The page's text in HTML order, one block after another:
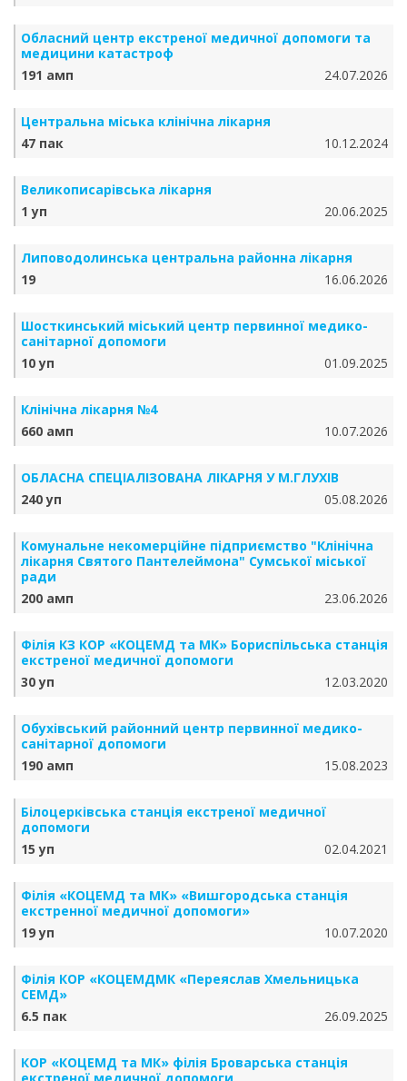
Обласний центр екстреної медичної допомоги та
медицини катастроф
191 амп
24.07.2026
Центральна міська клінічна лікарня
47 пак
10.12.2024
Великописарівська лікарня
1 уп
20.06.2025
Липоводолинська центральна районна лікарня
19
16.06.2026
Шосткинський міський центр первинної медико-
санітарної допомоги
10 уп
01.09.2025
Клінічна лікарня №4
660 амп
10.07.2026
ОБЛАСНА СПЕЦІАЛІЗОВАНА ЛІКАРНЯ У М.ГЛУХІВ
240 уп
05.08.2026
Комунальне некомерційне підприємство "Клінічна
лікарня Святого Пантелеймона" Сумської міської
ради
200 амп
23.06.2026
Філія КЗ КОР «КОЦЕМД та МК» Бориспільська станція
екстреної медичної допомоги
30 уп
12.03.2020
Обухівський районний центр первинної медико-
санітарної допомоги
190 амп
15.08.2023
Білоцерківська станція екстреної медичної
допомоги
15 уп
02.04.2021
Філія «КОЦЕМД та МК» «Вишгородська станція
екстренної медичної допомоги»
19 уп
10.07.2020
Філія КОР «КОЦЕМДМК «Переяслав Хмельницька
СЕМД»
6.5 пак
26.09.2025
КОР «КОЦЕМД та МК» філія Броварська станція